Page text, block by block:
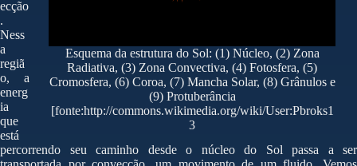
Esquema da estrutura do Sol: (1) Núcleo, (2) Zona
Radiativa, (3) Zona Convectiva, (4) Fotosfera, (5)
Cromosfera, (6) Coroa, (7) Mancha Solar, (8) Grânulos e
(9) Protuberância
[fonte:http://commons.wikimedia.org/wiki/User:Pbroks1
3
ecção
.
Ness
a
regiã
o, a
energ
ia
que
está
percorrendo seu caminho desde o núcleo do Sol passa a ser